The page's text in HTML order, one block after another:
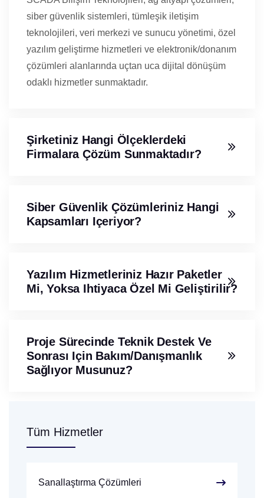
siber güvenlik sistemleri, tümleşik iletişim
teknolojileri, veri merkezi ve sunucu yönetimi, özel
yazılım geliştirme hizmetleri ve elektronik/donanım
çözümleri alanlarında uçtan uca dijital dönüşüm
odaklı hizmetler sunmaktadır.
Şirketiniz Hangi Ölçeklerdeki
Firmalara Çözüm Sunmaktadır?
Siber Güvenlik Çözümleriniz Hangi
Kapsamları Içeriyor?
Yazılım Hizmetleriniz Hazır Paketler
Mi, Yoksa Ihtiyaca Özel Mi Geliştirilir?
Proje Sürecinde Teknik Destek Ve
Sonrası Için Bakım/danışmanlık
Sağlıyor Musunuz?
Tüm Hizmetler
Sanallaştırma Çözümleri